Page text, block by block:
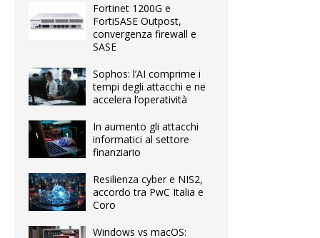
Fortinet 1200G e
FortiSASE Outpost,
convergenza firewall e
SASE
Sophos: l’AI comprime i
tempi degli attacchi e ne
accelera l’operatività
In aumento gli attacchi
informatici al settore
finanziario
Resilienza cyber e NIS2,
accordo tra PwC Italia e
Coro
Windows vs macOS: